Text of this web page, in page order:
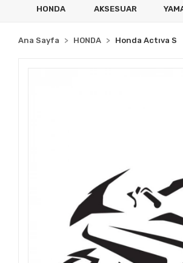
HONDA AKSESUAR
Ana Sayfa HONDA Honda Actıva S